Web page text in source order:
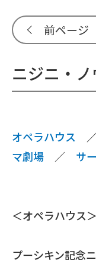
前ページ
ニジニ・
オペラハウス
マ劇場 ／ サ
＜オペラハウス＞
プーシキン記念